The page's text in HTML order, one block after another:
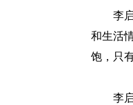
李启
和生活
饱，只
李启